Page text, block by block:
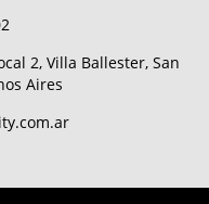
2, Villa Ballester, San
Aires